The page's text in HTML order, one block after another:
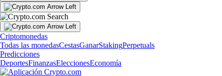
Criptomonedas
Todas las monedasCestasGanarStakingPerpetuals
Predicciones
DeportesFinanzasEleccionesEconomía